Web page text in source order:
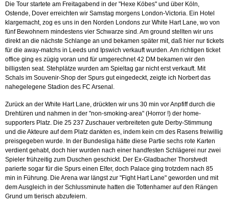
Die Tour startete am Freitagabend in der "Hexe Köbes" und über Köln,
Ostende, Dover erreichten wir Samstag morgens London-Victoria. Ein Hotel
klargemacht, zog es uns in den Norden Londons zur White Hart Lane, wo von
fünf Bewohnern mindestens vier Schwarze sind. Am ground stellten wir uns
direkt an die nächste Schlange an und bekamen später mit, daß hier nur tickets
für die away-matchs in Leeds und Ipswich verkauft wurden. Am richtigen ticket
office ging es zügig voran und für umgerechnet 42 DM bekamen wir den
billigsten seat. Stehplätze wurden am Spieltag gar nicht erst verkauft. Mit
Schals im Souvenir-Shop der Spurs gut eingedeckt, zeigte ich Norbert das
nahegelegene Stadion des FC Arsenal.
Zurück an der White Hart Lane, drückten wir uns 30 min vor Anpfiff durch die
Drehtüren und nahmen in der "non-smoking-area" (Horror !) der home-
supporters Platz. Die 25 237 Zuschauer verbreiteten gute Derby-Stimmung
und die Akteure auf dem Platz dankten es, indem kein cm des Rasens freiwillig
preisgegeben wurde. In der Bundesliga hätte diese Partie sechs rote Karten
verdient gehabt, doch hier wurden nach einer handfesten Schlägerei nur zwei
Spieler frühzeitig zum Duschen geschickt. Der Ex-Gladbacher Thorstvedt
parierte sogar für die Spurs einen Elfer, doch Palace ging trotzdem nach 85
min in Führung. Die Arena war längst zur "Fight Hart Lane" geworden und mit
dem Ausgleich in der Schlussminute hatten die Tottenhamer auf den Rängen
Grund um tierisch abzufeiern.